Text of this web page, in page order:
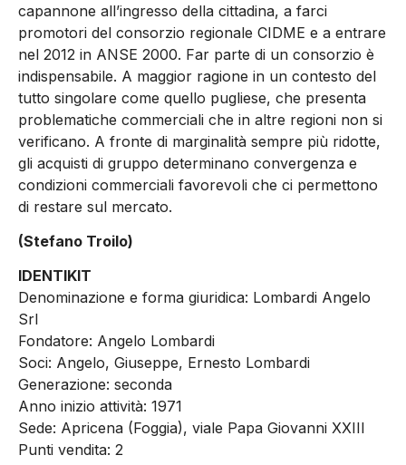
capannone all’ingresso della cittadina, a farci
promotori del consorzio regionale CIDME e a entrare
nel 2012 in ANSE 2000. Far parte di un consorzio è
indispensabile. A maggior ragione in un contesto del
tutto singolare come quello pugliese, che presenta
problematiche commerciali che in altre regioni non si
verificano. A fronte di marginalità sempre più ridotte,
gli acquisti di gruppo determinano convergenza e
condizioni commerciali favorevoli che ci permettono
di restare sul mercato.
(Stefano Troilo)
IDENTIKIT
Denominazione e forma giuridica: Lombardi Angelo
Srl
Fondatore: Angelo Lombardi
Soci: Angelo, Giuseppe, Ernesto Lombardi
Generazione: seconda
Anno inizio attività: 1971
Sede: Apricena (Foggia), viale Papa Giovanni XXIII
Punti vendita: 2